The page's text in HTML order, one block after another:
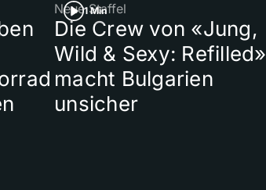
1 Min
Neue Staffel
Die Crew von «Jung,
Wild & Sexy: Refilled»
macht Bulgarien
unsicher